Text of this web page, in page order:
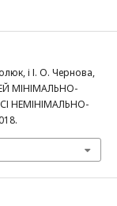
і І. О. Чернова,
МІНІМАЛЬНО-
НЕМІНІМАЛЬНО-